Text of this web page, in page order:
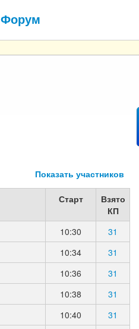
Форум
Показать участников
Старт
Взято
КП
10:30
31
10:34
31
10:36
31
10:38
31
10:40
31